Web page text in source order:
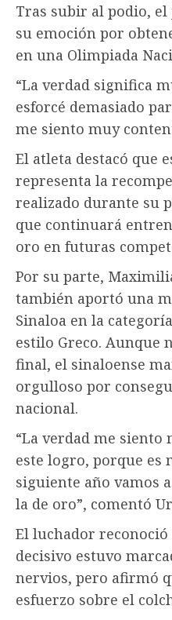
Tras subir al podio,
su emoción por
en una Olimpiada
“La verdad significa
esforcé demasiado
me siento muy
El atleta destacó que
representa la
realizado durante su
que continuará
oro en futuras
Por su parte,
también aportó una
Sinaloa en la
estilo Greco. Aunque
final, el sinaloense
orgulloso por
nacional.
“La verdad me
este logro, porque es
siguiente año vamos
la de oro”, comentó
El luchador reconoció
decisivo estuvo
nervios, pero afirmó
esfuerzo sobre el